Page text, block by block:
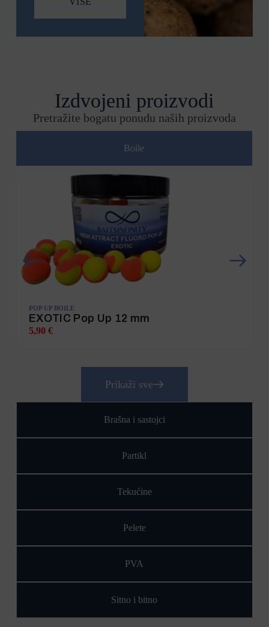
NAJBOLJE ŠTO VAŠ MAMAC
TREBA...
Izdvojeni proizvodi
Pretražite bogatu ponudu naših proizvoda
Boile
Brašna i sastojci
Partikl
Tekućine
Pelete
PVA
Sitno i bitno
POP UP BOILE
EXOTIC Pop Up 12 mm
5,90 €
Prikaži sve